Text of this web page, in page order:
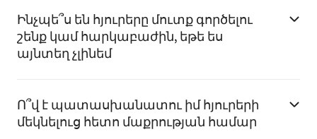
Ինչպե՞ս են հյուրերը մուտք գործելու
շենք կամ հարկաբաժին, եթե ես
այնտեղ չլինեմ
Ո՞վ է պատասխանատու իմ հյուրերի
մեկնելուց հետո մաքրության համար